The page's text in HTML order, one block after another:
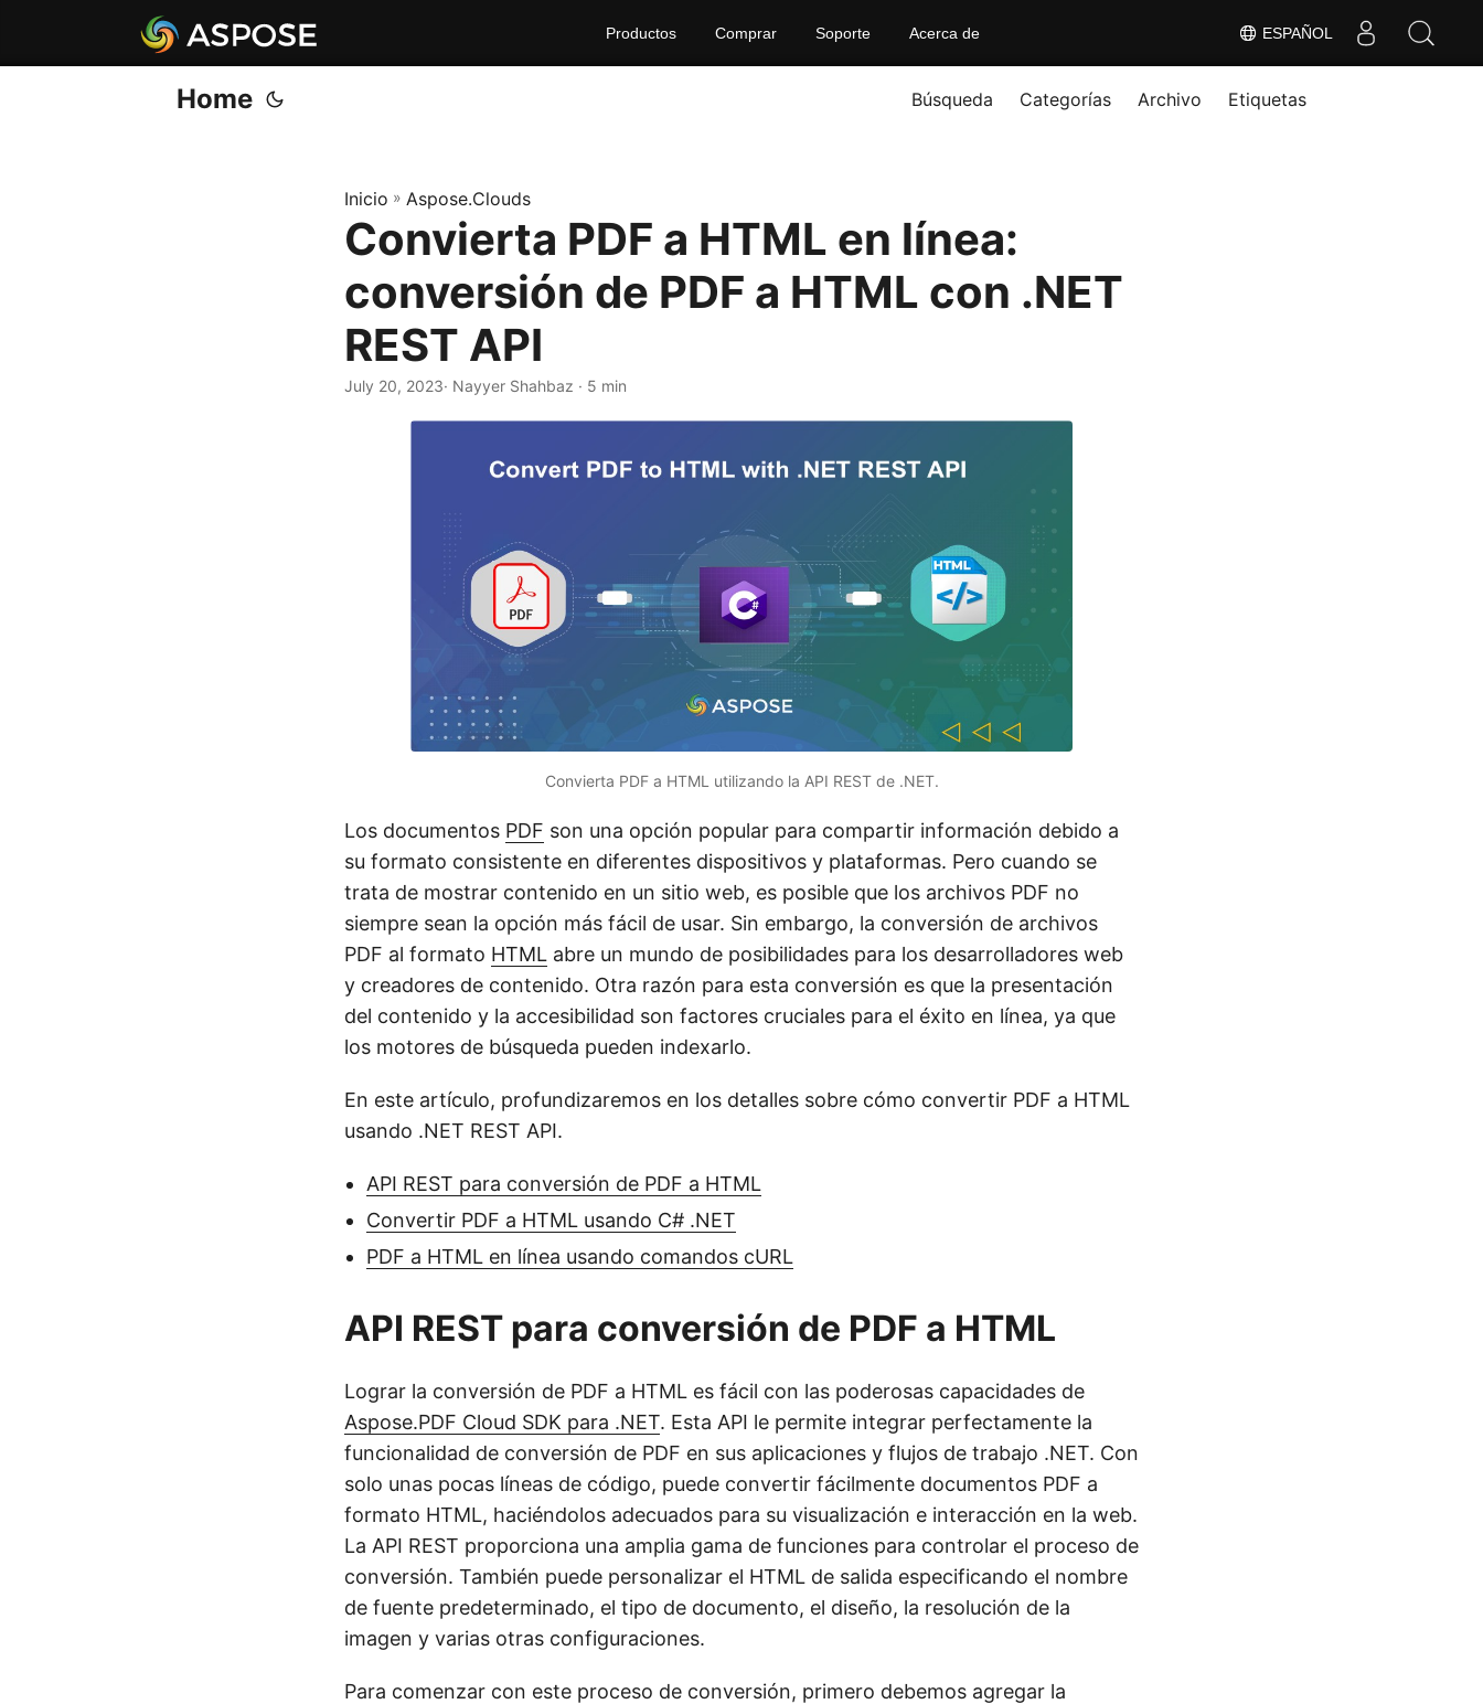
ESPAÑOL
Productos Comprar Soporte Acerca de
Home Búsqueda Categorías Archivo Etiquetas
Inicio » Aspose.Clouds
Convierta PDF a HTML en línea:
conversión de PDF a HTML con .NET
REST API
July 20, 2023· Nayyer Shahbaz · 5 min
Convierta PDF a HTML utilizando la API REST de .NET.
Los documentos PDF son una opción popular para compartir información debido a
su formato consistente en diferentes dispositivos y plataformas. Pero cuando se
trata de mostrar contenido en un sitio web, es posible que los archivos PDF no
siempre sean la opción más fácil de usar. Sin embargo, la conversión de archivos
PDF al formato HTML abre un mundo de posibilidades para los desarrolladores web
y creadores de contenido. Otra razón para esta conversión es que la presentación
del contenido y la accesibilidad son factores cruciales para el éxito en línea, ya que
los motores de búsqueda pueden indexarlo.
En este artículo, profundizaremos en los detalles sobre cómo convertir PDF a HTML
usando .NET REST API.
API REST para conversión de PDF a HTML
Convertir PDF a HTML usando C# .NET
PDF a HTML en línea usando comandos cURL
API REST para conversión de PDF a HTML
Lograr la conversión de PDF a HTML es fácil con las poderosas capacidades de
Aspose.PDF Cloud SDK para .NET. Esta API le permite integrar perfectamente la
funcionalidad de conversión de PDF en sus aplicaciones y flujos de trabajo .NET. Con
solo unas pocas líneas de código, puede convertir fácilmente documentos PDF a
formato HTML, haciéndolos adecuados para su visualización e interacción en la web.
La API REST proporciona una amplia gama de funciones para controlar el proceso de
conversión. También puede personalizar el HTML de salida especificando el nombre
de fuente predeterminado, el tipo de documento, el diseño, la resolución de la
imagen y varias otras configuraciones.
Para comenzar con este proceso de conversión, primero debemos agregar la